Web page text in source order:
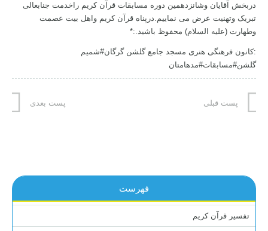
دربخش آقایان وشانزدهمین دوره مسابقات قرآن کریم راخدمت جنابعالی
تبریک وتهنیت عرض می نماییم.درپناه قرآن کریم واهل بیت عصمت
وطهارت (علیه السلام) محفوظ باشید.:*
:کانون فرهنگی هنری مسجد جامع گلشن گرگان#شمیم
گلشن#مسابقات#مدهامتان
پست قبلی پست بعدی
فهرست
تفسیر قرآن کریم